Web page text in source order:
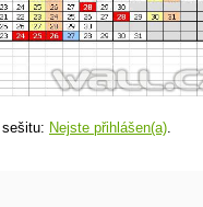
Nejste přihlášen(a).